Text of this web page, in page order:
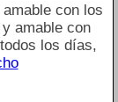
con los
amable con
los días,